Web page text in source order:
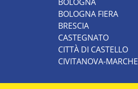
BOLOGNA FIERA
BRESCIA
CASTEGNATO
CITTÀ DI CASTELLO
CIVITANOVA-MARCHE